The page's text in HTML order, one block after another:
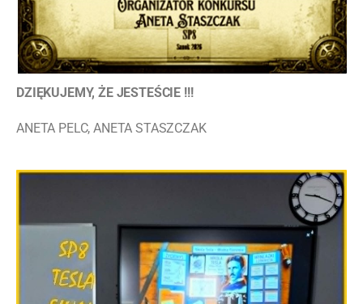
DZIĘKUJEMY, ŻE JESTEŚCIE !!!
ANETA PELC, ANETA STASZCZAK